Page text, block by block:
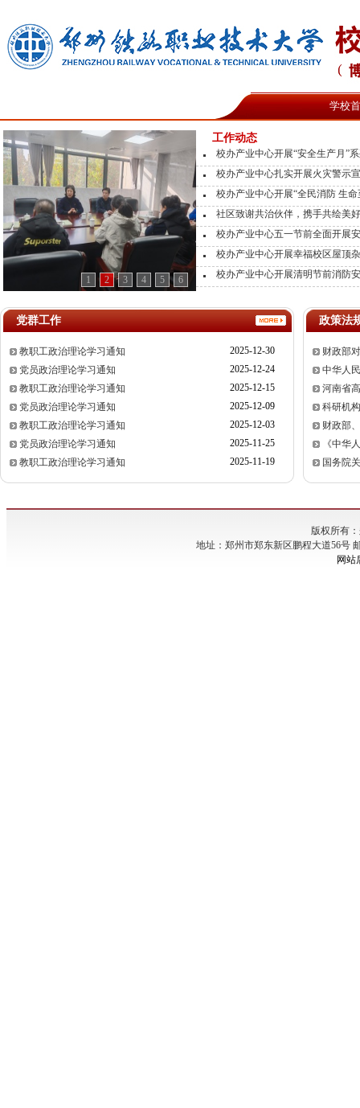
学校
1 2 3 4 5 6
工作动态
校办产业中心开展“安全生产月”
校办产业中心扎实开展火灾警示
校办产业中心开展“全民消防 生
社区致谢共治伙伴，携手共绘美
校办产业中心五一节前全面开展
校办产业中心开展幸福校区屋顶
校办产业中心开展清明节前消防
党群工作
教职工政治理论学习通知
2025-12-30
党员政治理论学习通知
2025-12-24
教职工政治理论学习通知
2025-12-15
党员政治理论学习通知
2025-12-09
教职工政治理论学习通知
2025-12-03
党员政治理论学习通知
2025-11-25
教职工政治理论学习通知
2025-11-19
政策法
财政部
中华人
河南省
科研机
财政部
《中华
国务院
版权所有
地址：郑州市郑东新区鹏程大道56号
网站